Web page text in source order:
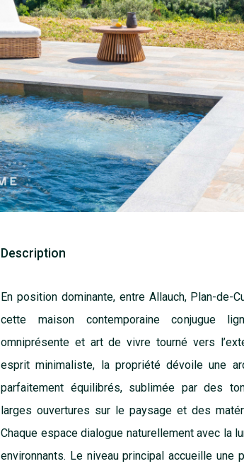
Description
En position dominante, entre Allauch, Plan-de-
cette maison contemporaine conjugue
omniprésente et art de vivre tourné vers
esprit minimaliste, la propriété dévoile une
parfaitement équilibrés, sublimée par des
larges ouvertures sur le paysage et des
Chaque espace dialogue naturellement avec la
environnants. Le niveau principal accueille une